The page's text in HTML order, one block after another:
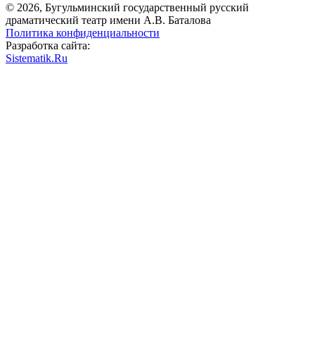
© 2026, Бугульминский государственный русский
драматический театр имени А.В. Баталова
Политика конфиденциальности
Разработка сайта:
Sistematik.Ru